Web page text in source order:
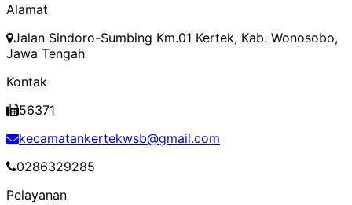
Alamat
Jalan Sindoro-Sumbing Km.01 Kertek, Kab. Wonosobo,
Jawa Tengah
Kontak
56371
kecamatankertekwsb@gmail.com
0286329285
Pelayanan